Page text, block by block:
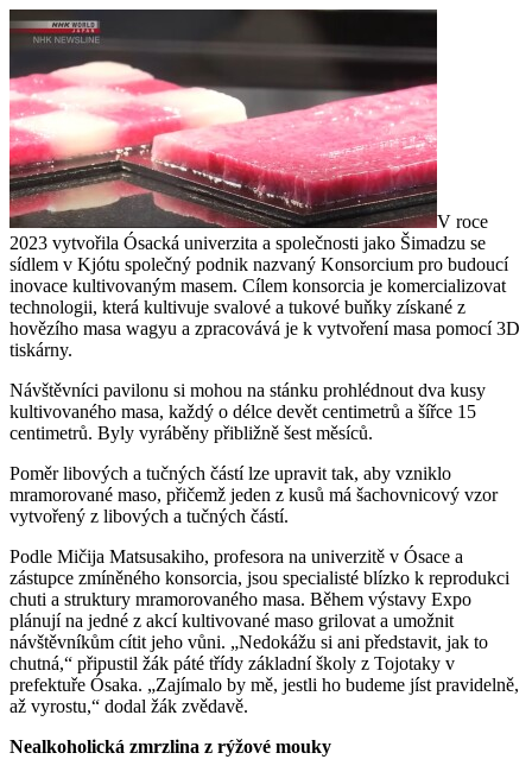
V roce
2023 vytvořila Ósacká univerzita a společnosti jako Šimadzu se
sídlem v Kjótu společný podnik nazvaný Konsorcium pro budoucí
inovace kultivovaným masem. Cílem konsorcia je komercializovat
technologii, která kultivuje svalové a tukové buňky získané z
hovězího masa wagyu a zpracovává je k vytvoření masa pomocí 3D
tiskárny.
Návštěvníci pavilonu si mohou na stánku prohlédnout dva kusy
kultivovaného masa, každý o délce devět centimetrů a šířce 15
centimetrů. Byly vyráběny přibližně šest měsíců.
Poměr libových a tučných částí lze upravit tak, aby vzniklo
mramorované maso, přičemž jeden z kusů má šachovnicový vzor
vytvořený z libových a tučných částí.
Podle Mičija Matsusakiho, profesora na univerzitě v Ósace a
zástupce zmíněného konsorcia, jsou specialisté blízko k reprodukci
chuti a struktury mramorovaného masa. Během výstavy Expo
plánují na jedné z akcí kultivované maso grilovat a umožnit
návštěvníkům cítit jeho vůni. „Nedokážu si ani představit, jak to
chutná,“ připustil žák páté třídy základní školy z Tojotaky v
prefektuře Ósaka. „Zajímalo by mě, jestli ho budeme jíst pravidelně,
až vyrostu,“ dodal žák zvědavě.
Nealkoholická zmrzlina z rýžové mouky